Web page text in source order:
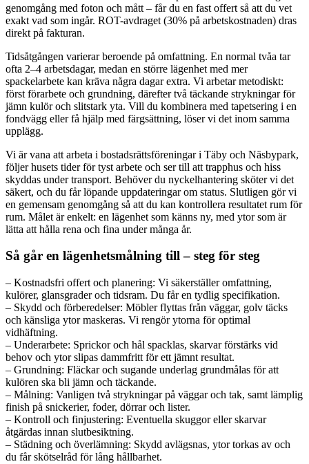
genomgång med foton och mått – får du en fast offert så att du vet
exakt vad som ingår. ROT-avdraget (30% på arbetskostnaden) dras
direkt på fakturan.
Tidsåtgången varierar beroende på omfattning. En normal tvåa tar
ofta 2–4 arbetsdagar, medan en större lägenhet med mer
spackelarbete kan kräva några dagar extra. Vi arbetar metodiskt:
först förarbete och grundning, därefter två täckande strykningar för
jämn kulör och slitstark yta. Vill du kombinera med tapetsering i en
fondvägg eller få hjälp med färgsättning, löser vi det inom samma
upplägg.
Vi är vana att arbeta i bostadsrättsföreningar i Täby och Näsbypark,
följer husets tider för tyst arbete och ser till att trapphus och hiss
skyddas under transport. Behöver du nyckelhantering sköter vi det
säkert, och du får löpande uppdateringar om status. Slutligen gör vi
en gemensam genomgång så att du kan kontrollera resultatet rum för
rum. Målet är enkelt: en lägenhet som känns ny, med ytor som är
lätta att hålla rena och fina under många år.
Så går en lägenhetsmålning till – steg för steg
– Kostnadsfri offert och planering: Vi säkerställer omfattning,
kulörer, glansgrader och tidsram. Du får en tydlig specifikation.
– Skydd och förberedelser: Möbler flyttas från väggar, golv täcks
och känsliga ytor maskeras. Vi rengör ytorna för optimal
vidhäftning.
– Underarbete: Sprickor och hål spacklas, skarvar förstärks vid
behov och ytor slipas dammfritt för ett jämnt resultat.
– Grundning: Fläckar och sugande underlag grundmålas för att
kulören ska bli jämn och täckande.
– Målning: Vanligen två strykningar på väggar och tak, samt lämplig
finish på snickerier, foder, dörrar och lister.
– Kontroll och finjustering: Eventuella skuggor eller skarvar
åtgärdas innan slutbesiktning.
– Städning och överlämning: Skydd avlägsnas, ytor torkas av och
du får skötselråd för lång hållbarhet.